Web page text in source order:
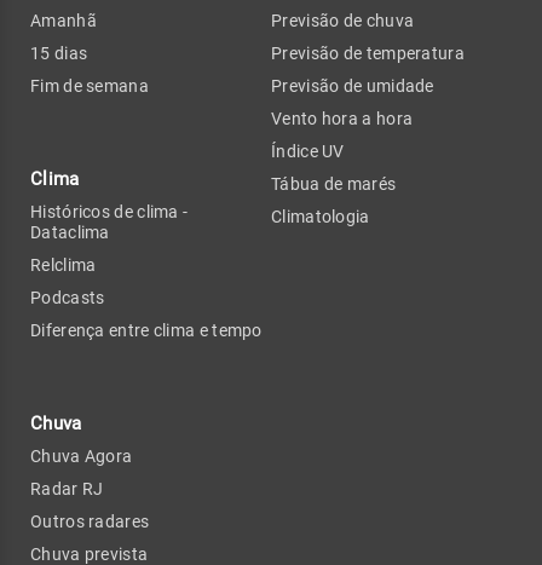
Amanhã
15 dias
Fim de semana
Clima
Históricos de clima -
Dataclima
Relclima
Podcasts
Diferença entre clima e tempo
Chuva
Chuva Agora
Radar RJ
Outros radares
Chuva prevista
Previsão de chuva
Previsão de temperatura
Previsão de umidade
Vento hora a hora
Índice UV
Tábua de marés
Climatologia